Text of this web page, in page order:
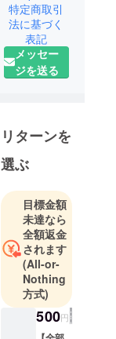
特定商取引
法に基づく
表記
メッセー
ジを送る
リターンを
選ぶ
目標金額
未達なら
全額返金
されます
(All-or-
Nothing
方式)
500円